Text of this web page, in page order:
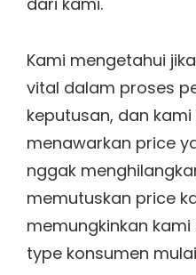
Kami mengetahui
vital dalam proses
keputusan, dan
menawarkan price
nggak
memutuskan price
memungkinkan
type konsumen